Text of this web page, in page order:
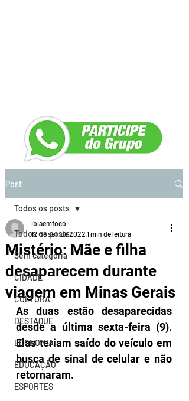
Post
Todos os posts
Sem categoria
CIDADE
CULTURA
DESTAQUE
ECONOMIA
EDUCAÇÃO
ESPORTES
Todos os posts
Mistério: Mãe e filha
desaparecem durante
viagem em Minas Gerais
ibiaemfoco
12 de set. de 2022 1 min de leitura
As duas estão desaparecidas
desde a última sexta-feira (9).
Elas teriam saído do veículo em
busca de sinal de celular e não
retornaram.